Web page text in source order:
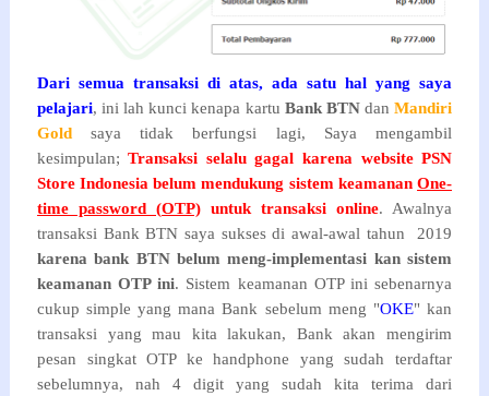
Dari semua transaksi di atas, ada satu hal yang saya
pelajari, ini lah kunci kenapa kartu Bank BTNdanMandiri
Goldsaya tidak berfungsi lagi, Saya mengambil
kesimpulan;Transaksi selalu gagal karena website PSN
Store Indonesia belum mendukung sistem keamananOne-
time password (OTP)untuk transaksi online. Awalnya
transaksi Bank BTN saya sukses di awal-awal tahun 2019
karena bank BTN belum meng-implementasi kan sistem
keamanan OTP ini. Sistem keamanan OTP ini sebenarnya
cukup simple yang mana Bank sebelum meng "OKE" kan
transaksi yang mau kita lakukan, Bank akan mengirim
pesan singkat OTP ke handphone yang sudah terdaftar
sebelumnya, nah 4 digit yang sudah kita terima dari